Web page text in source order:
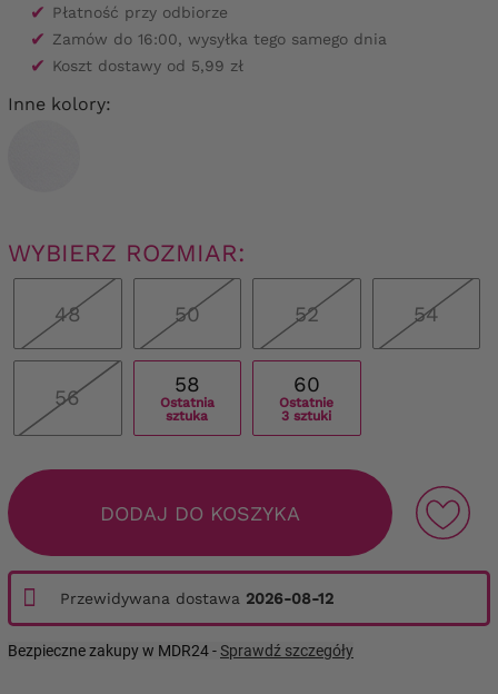
✔ Płatność przy odbiorze
✔ Zamów do 16:00, wysyłka tego samego dnia
✔ Koszt dostawy od 5,99 zł
Inne kolory:
WYBIERZ ROZMIAR:
48 50 52 54
56
58
Ostatnia
sztuka
60
Ostatnie
3 sztuki
DODAJ DO KOSZYKA
Przewidywana dostawa 2026-08-12
Bezpieczne zakupy w MDR24 -Sprawdź szczegóły